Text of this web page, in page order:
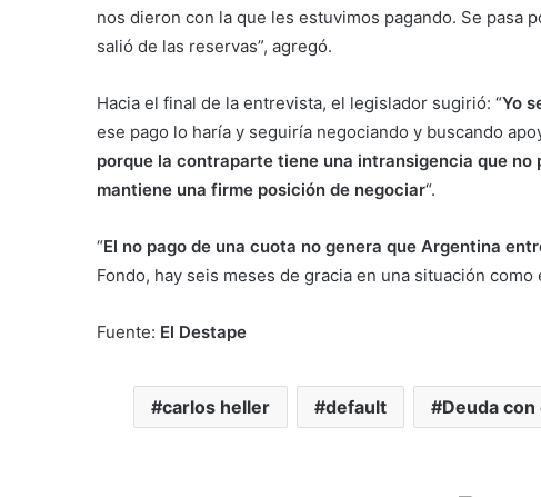
nos dieron con la que les estuvimos pagando. Se pasa
salió de las reservas”, agregó.
Hacia el final de la entrevista, el legislador sugirió: “Yo
ese pago lo haría y seguiría negociando y buscando
porque la contraparte tiene una intransigencia que
mantiene una firme posición de negociar“.
“El no pago de una cuota no genera que Argentina
Fondo, hay seis meses de gracia en una situación como
Fuente: El Destape
carlos heller default Deuda con